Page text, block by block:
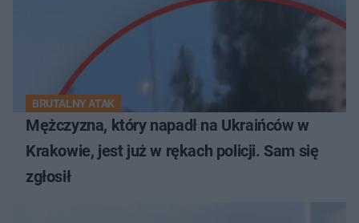
BRUTALNY ATAK
Mężczyzna, który napadł na Ukraińców w
Krakowie, jest już w rękach policji. Sam się
zgłosił